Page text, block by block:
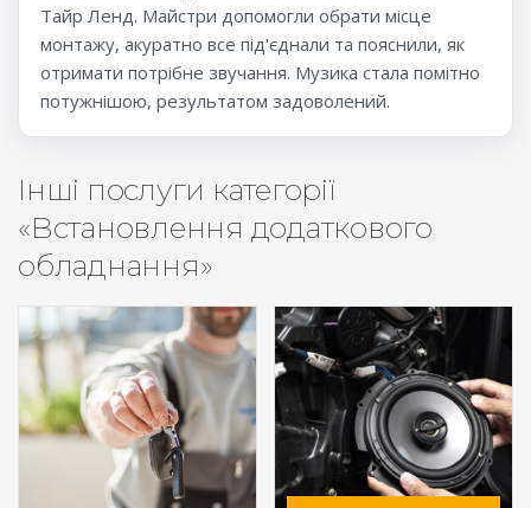
Тайр Ленд. Майстри допомогли обрати місце
монтажу, акуратно все під'єднали та пояснили, як
отримати потрібне звучання. Музика стала помітно
потужнішою, результатом задоволений.
Інші послуги категорії
«Встановлення додаткового
обладнання»